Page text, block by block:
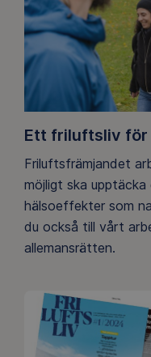
Ett friluftsliv för
Friluftsfrämjandet
möjligt ska
hälsoeffekter som
du också till vårt
allemansrätten.